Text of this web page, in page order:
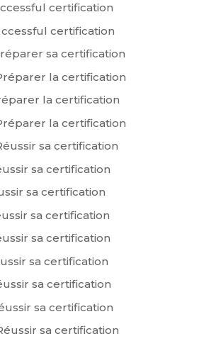
certification
certification
sa certification
la certification
la certification
la certification
sa certification
sa certification
sa certification
sa certification
sa certification
sa certification
sa certification
sa certification
sa certification